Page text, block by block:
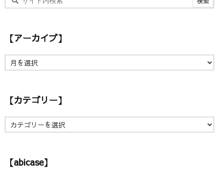
【アーカイブ】
ア
イ
】
【カテゴリー】
【
カ
リ【abicase】